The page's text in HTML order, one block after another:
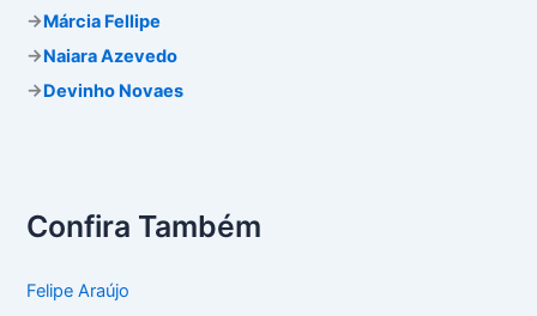
:
→Márcia Fellipe
→Naiara Azevedo
→Devinho Novaes
Confira Também
Felipe Araújo